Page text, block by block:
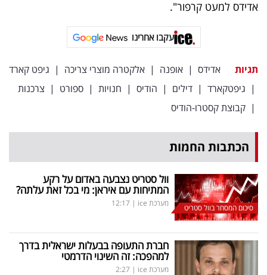
אדידס למעט קרפור".
עקבו אחרינו
תגיות אדידס | אופנה | אלקטרה מוצרי צריכה | גיפט קארד
| גיפטקארד | דילים | הודיס | חנויות | ספורט | צרכנות
| קבוצת קסטרו-הודיס
הכתבות החמות
סיכום המסחר בוול סטריט
וול סטריט נצבעה באדום על רקע
המתיחות עם איראן: מי בכל זאת עלתה?
מערכת ice |
12:17
חברת התעופה בבעלות ישראלית בדרך
למהפכה: זה השינוי הדרמטי
מערכת ice |
2:27